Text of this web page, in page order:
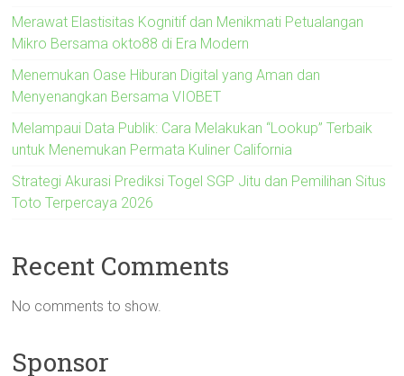
Merawat Elastisitas Kognitif dan Menikmati Petualangan
Mikro Bersama okto88 di Era Modern
Menemukan Oase Hiburan Digital yang Aman dan
Menyenangkan Bersama VIOBET
Melampaui Data Publik: Cara Melakukan “Lookup” Terbaik
untuk Menemukan Permata Kuliner California
Strategi Akurasi Prediksi Togel SGP Jitu dan Pemilihan Situs
Toto Terpercaya 2026
Recent Comments
No comments to show.
Sponsor